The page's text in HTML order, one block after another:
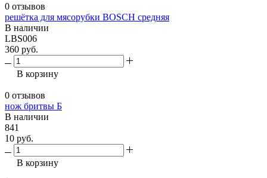
0 отзывов
решётка для мясорубки BOSCH средняя
В наличии
LBS006
360 руб.
В корзину
0 отзывов
нож бритвы Б
В наличии
841
10 руб.
В корзину